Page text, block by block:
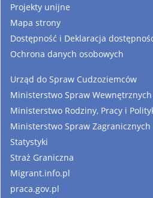
Projekty unijne
Mapa strony
Dostępność i Deklaracja
Ochrona danych osobowych
Urząd do Spraw Cudzoziemców
Ministerstwo Spraw
Ministerstwo Rodziny, Pracy i
Ministerstwo Spraw Zagranicznych
Statystyki
Straż Graniczna
Migrant.info.pl
praca.gov.pl